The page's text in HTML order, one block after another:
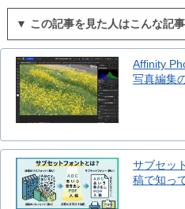
▼ この記事を見た人はこんな記事
Affinity
写真編集
サブセッ
稿で知っ